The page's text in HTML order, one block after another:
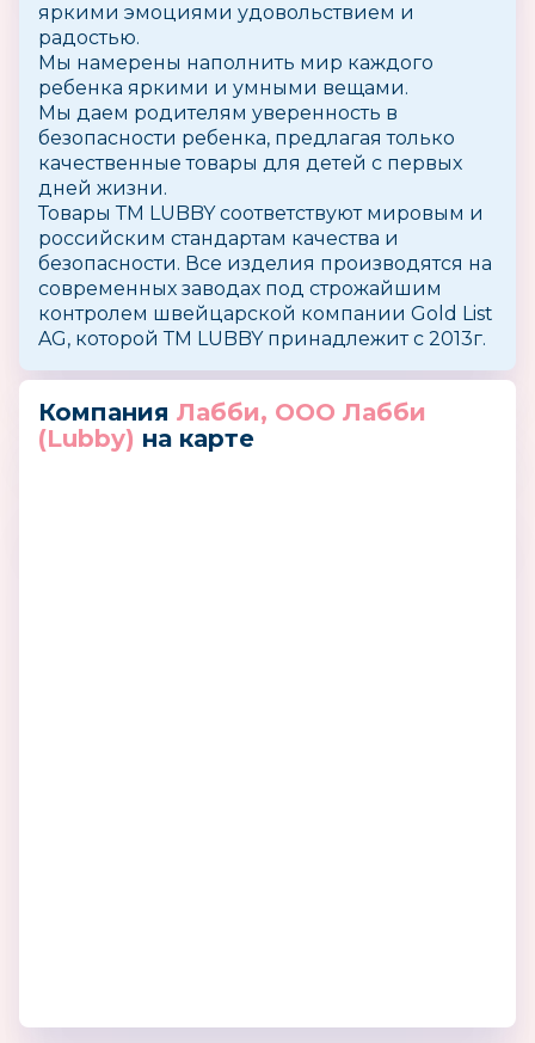
яркими эмоциями удовольствием и
радостью.
Мы намерены наполнить мир каждого
ребенка яркими и умными вещами.
Мы даем родителям уверенность в
безопасности ребенка, предлагая только
качественные товары для детей с первых
дней жизни.
Товары ТМ LUBBY соответствуют мировым и
российским стандартам качества и
безопасности. Все изделия производятся на
современных заводах под строжайшим
контролем швейцарской компании Gold List
AG, которой ТМ LUBBY принадлежит с 2013г.
Компания Лабби, ООО Лабби
(Lubby) на карте